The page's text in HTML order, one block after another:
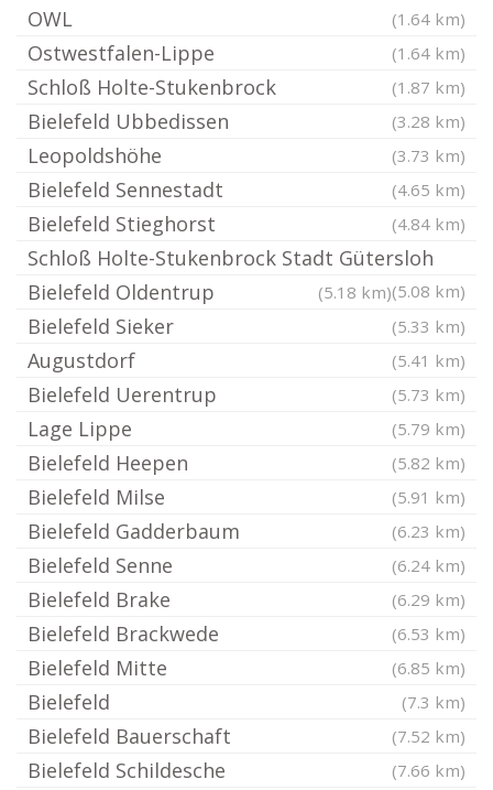
OWL (1.64 km)
Ostwestfalen-Lippe (1.64 km)
Schloß Holte-Stukenbrock (1.87 km)
Bielefeld Ubbedissen (3.28 km)
Leopoldshöhe (3.73 km)
Bielefeld Sennestadt (4.65 km)
Bielefeld Stieghorst (4.84 km)
Schloß Holte-Stukenbrock Stadt Gütersloh
(5.08 km)
Bielefeld Oldentrup (5.18 km)
Bielefeld Sieker (5.33 km)
Augustdorf (5.41 km)
Bielefeld Uerentrup (5.73 km)
Lage Lippe (5.79 km)
Bielefeld Heepen (5.82 km)
Bielefeld Milse (5.91 km)
Bielefeld Gadderbaum (6.23 km)
Bielefeld Senne (6.24 km)
Bielefeld Brake (6.29 km)
Bielefeld Brackwede (6.53 km)
Bielefeld Mitte (6.85 km)
Bielefeld (7.3 km)
Bielefeld Bauerschaft (7.52 km)
Bielefeld Schildesche (7.66 km)